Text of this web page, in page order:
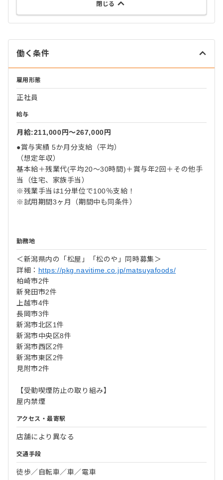
閉じる
働く条件
雇用形態
正社員
給与
月給:211,000円〜267,000円
●賞与実績 5か月分支給（平均）
（想定年収）
基本給＋残業代(平均20～30時間)＋賞与年2回＋その他手
当（住宅、家族手当）
※残業手当は1分単位で100％支給！
※試用期間3ヶ月（期間中も同条件）
勤務地
＜新潟県内の「松屋」「松のや」同時募集＞
詳細： https://pkg.navitime.co.jp/matsuyafoods/
柏崎市2件
新発田市2件
上越市4件
長岡市3件
新潟市北区1件
新潟市中央区8件
新潟市西区2件
新潟市東区2件
見附市2件
【受動喫煙防止の取り組み】
屋内禁煙
アクセス・最寄駅
店舗により異なる
交通手段
徒歩／自転車／車／電車